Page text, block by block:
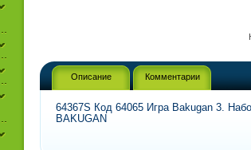
Описание Комментарии
64367S Код 64065 Игра Bakugan 3.
BAKUGAN